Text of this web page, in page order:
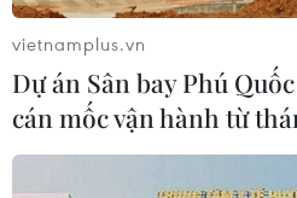
vietnamplus.vn
Dự án Sân bay Phú
cán mốc vận hành từ